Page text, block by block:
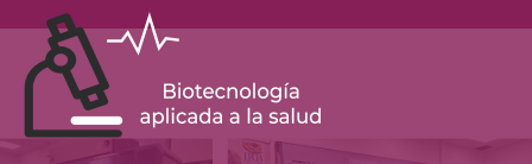
contingut